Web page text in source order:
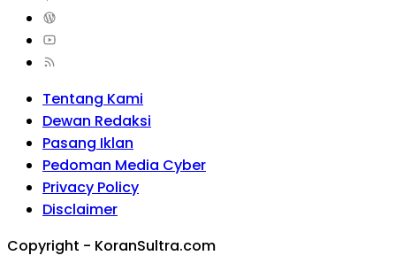
Tentang Kami
Dewan Redaksi
Pasang Iklan
Pedoman Media Cyber
Privacy Policy
Disclaimer
Copyright - KoranSultra.com